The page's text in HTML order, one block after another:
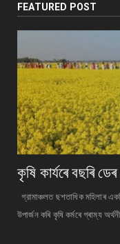
FEATURED POST
কৃষি কাৰ্যৰে বছৰি
গ্রামাঞ্চলত ছশতাধিক মহিলাৰ
উপাৰ্জন কৰি কৃষি কৰ্মৰে গ্ৰাম্য